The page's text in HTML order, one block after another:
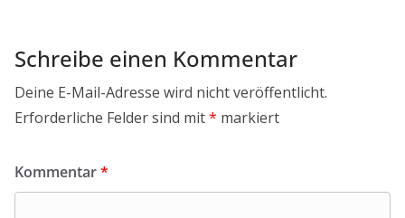
Schreibe einen Kommentar
Deine E-Mail-Adresse wird nicht veröffentlicht.
Erforderliche Felder sind mit* markiert
Kommentar*